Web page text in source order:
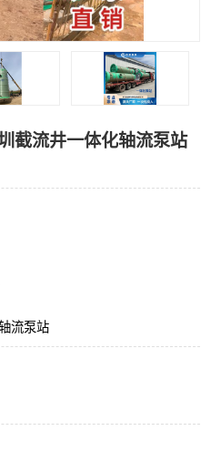
截流井一体化轴流泵站
流泵站
浅层砂过滤装置